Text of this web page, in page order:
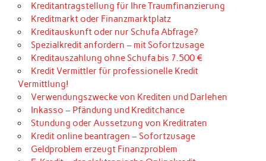
Kreditantragstellung für Ihre Traumfinanzierung
Kreditmarkt oder Finanzmarktplatz
Kreditauskunft oder nur Schufa Abfrage?
Spezialkredit anfordern – mit Sofortzusage
Kreditauszahlung ohne Schufa bis 7.500 €
Kredit Vermittler für professionelle Kredit
Vermittlung!
Verwendungszwecke von Krediten und Darlehen
Inkasso – Pfändung und Kreditchance
Stundung oder Aussetzung von Kreditraten
Kredit online beantragen – Sofortzusage
Geldproblem erzeugt Finanzproblem